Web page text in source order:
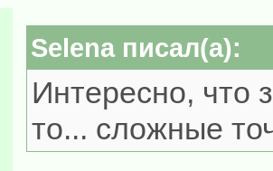
Selena писал(а):
Интересно, что
то... сложные